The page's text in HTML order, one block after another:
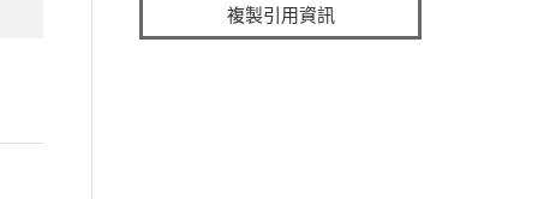
複製引用資訊